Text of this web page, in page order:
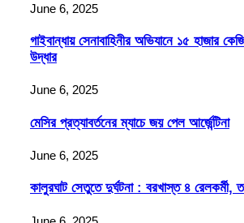
June 6, 2025
গাইবান্ধায় সেনাবাহিনীর অভিযানে ১৫ হাজার
উদ্ধার
June 6, 2025
মেসির প্রত্যাবর্তনের ম্যাচে জয় পেল আর্জেন্টিনা
June 6, 2025
কালুরঘাট সেতুতে দুর্ঘটনা : বরখাস্ত ৪ রেলকর্মী,